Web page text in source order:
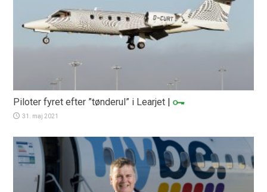
Piloter fyret efter ”tønderul” i Learjet |
31. maj 2021